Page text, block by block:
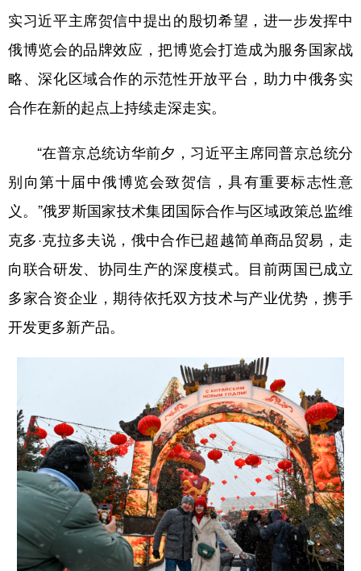
实习近平主席贺信中提出的殷切希望，进一步发挥中
俄博览会的品牌效应，把博览会打造成为服务国家战
略、深化区域合作的示范性开放平台，助力中俄务实
合作在新的起点上持续走深走实。
“在普京总统访华前夕，习近平主席同普京总统分
别向第十届中俄博览会致贺信，具有重要标志性意
义。”俄罗斯国家技术集团国际合作与区域政策总监维
克多·克拉多夫说，俄中合作已超越简单商品贸易，走
向联合研发、协同生产的深度模式。目前两国已成立
多家合资企业，期待依托双方技术与产业优势，携手
开发更多新产品。